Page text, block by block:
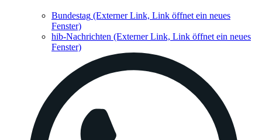
Bundestag (Externer Link, Link öffnet ein neues
Fenster)
hib-Nachrichten (Externer Link, Link öffnet ein neues
Fenster)